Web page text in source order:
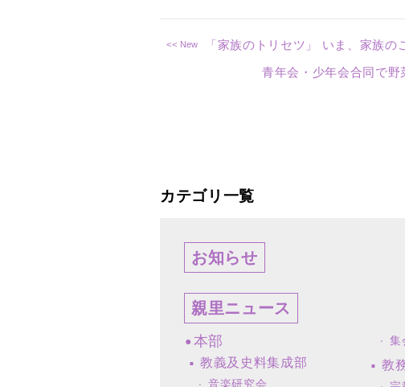
「家族のトリセツ」 いま、家族の
青年会・少年会合同で
カテゴリ一覧
お知らせ
親里ニュース
本部
教義及史料集成部
音楽研究会
集
教